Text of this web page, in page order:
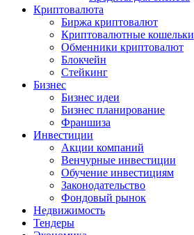
Криптовалюта
Биржа криптовалют
Криптовалютные кошельки
Обменники криптовалют
Блокчейн
Стейкинг
Бизнес
Бизнес идеи
Бизнес планирование
Франшиза
Инвестиции
Акции компаний
Венчурные инвестиции
Обучение инвестициям
Законодательство
Фондовый рынок
Недвижимость
Тендеры